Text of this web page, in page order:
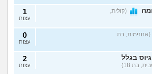
(קולית,
1
עצות
(אנונימית, בת
0
עצות
בגלל
בת 18)
2
עצות